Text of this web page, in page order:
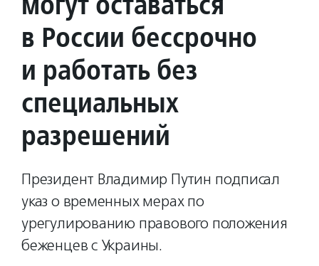
в России бессрочно
и работать без
специальных
разрешений
Президент Владимир Путин подписал
указ о временных мерах по
урегулированию правового положения
беженцев с Украины.